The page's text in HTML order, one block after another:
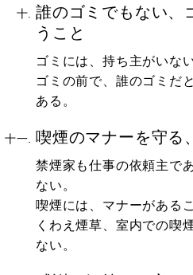
誰のゴミでもない、
うこと
ゴミには、持ち主がいない
ゴミの前で、誰のゴミだ
ある。
喫煙のマナーを守る
禁煙家も仕事の依頼主で
ない。
喫煙には、マナーがある
くわえ煙草、室内での喫
ない。